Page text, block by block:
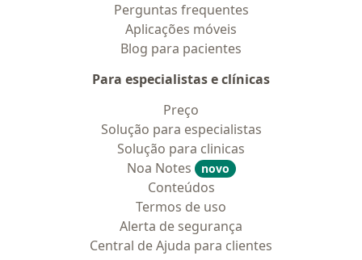
Perguntas frequentes
Aplicações móveis
Blog para pacientes
Para especialistas e clínicas
Preço
Solução para especialistas
Solução para clinicas
Noa Notes
novo
Conteúdos
Termos de uso
Alerta de segurança
Central de Ajuda para clientes